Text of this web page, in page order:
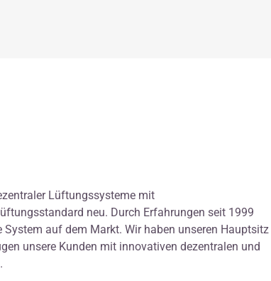
Lüftungssysteme mit
neu. Durch Erfahrungen seit 1999
auf dem Markt. Wir haben unseren Hauptsitz
unsere Kunden mit innovativen dezentralen und